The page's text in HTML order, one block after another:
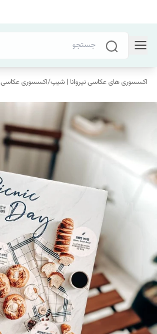
اکسسوری های عکاسی نیروانا | شیپ/اکسسوری عکاسی